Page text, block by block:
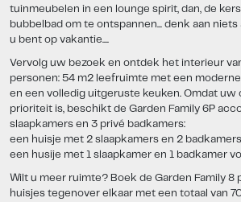
tuinmeubelen in een lounge spirit, dan, de
bubbelbad om te ontspannen... denk aan
u bent op vakantie....
Vervolg uw bezoek en ontdek het interieur
personen: 54 m2 leefruimte met een
en een volledig uitgeruste keuken. Omdat uw
prioriteit is, beschikt de Garden Family 6P
slaapkamers en 3 privé badkamers:
een huisje met 2 slaapkamers en 2
een husije met 1 slaapkamer en 1 badkamer
Wilt u meer ruimte? Boek de Garden Family 8
huisjes tegenover elkaar met een totaal van